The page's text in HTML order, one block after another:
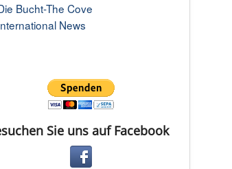
Bucht-The Cove
News
Sie uns auf Facebook